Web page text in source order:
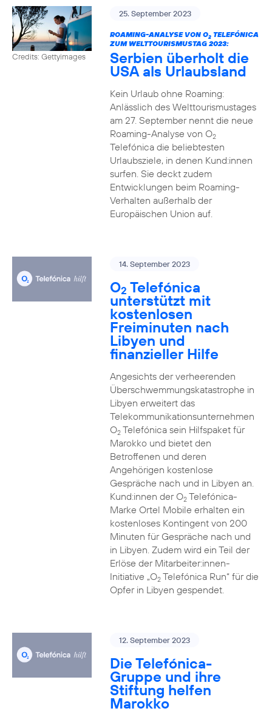
Credits: Gettyimages
25. September 2023
ROAMING-ANALYSE VON O2TELEFÓNICA
ZUM WELTTOURISMUSTAG 2023:
Serbien überholt die
USA als Urlaubsland
Kein Urlaub ohne Roaming:
Anlässlich des Welttourismustages
am 27. September nennt die neue
Roaming-Analyse von O2
Telefónica die beliebtesten
Urlaubsziele, in denen Kund:innen
surfen. Sie deckt zudem
Entwicklungen beim Roaming-
Verhalten außerhalb der
Europäischen Union auf.
14. September 2023
O2 Telefónica
unterstützt mit
kostenlosen
Freiminuten nach
Libyen und
finanzieller Hilfe
Angesichts der verheerenden
Überschwemmungskatastrophe in
Libyen erweitert das
Telekommunikationsunternehmen
O2Telefónica sein Hilfspaket für
Marokko und bietet den
Betroffenen und deren
Angehörigen kostenlose
Gespräche nach und in Libyen an.
Kund:innen der O2Telefónica-
Marke Ortel Mobile erhalten ein
kostenloses Kontingent von 200
Minuten für Gespräche nach und
in Libyen. Zudem wird ein Teil der
Erlöse der Mitarbeiter:innen-
Initiative „O2Telefónica Run“ für die
Opfer in Libyen gespendet.
12. September 2023
Die Telefónica-
Gruppe und ihre
Stiftung helfen
Marokko